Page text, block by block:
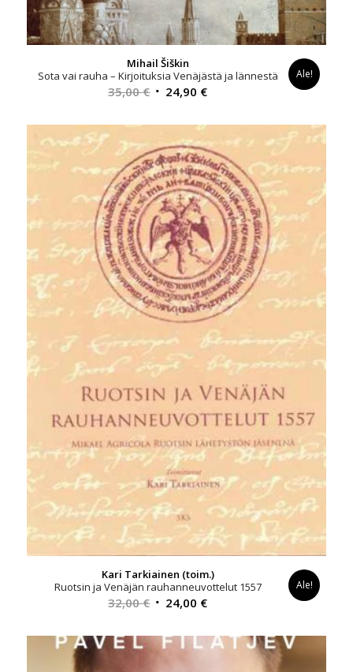
Mihail Šiškin
Sota vai rauha – Kirjoituksia Venäjästä ja lännestä
35,00€ Alkuperäinen
oli:
35,00 €.
24,90 €Nykyinen
on:
24,90 €.
Ale!
Kari Tarkiainen (toim.)
Ruotsin ja Venäjän rauhanneuvottelut 1557
32,00€ Alkuperäinen
oli:
24,00 €Nykyinen
on:
Ale!